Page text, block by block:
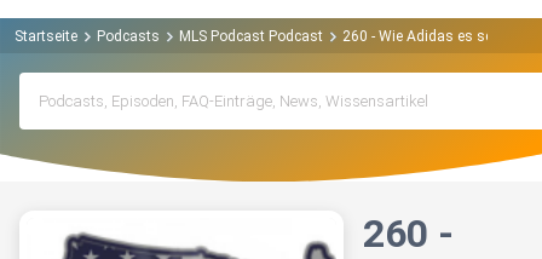
Startseite Podcasts MLS Podcast Podcast 260 - Wie Adidas es schaffte,
260 -